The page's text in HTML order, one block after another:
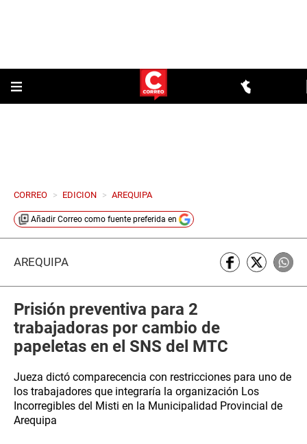
CORREO > EDICION > AREQUIPA
Añadir Correo como fuente preferida en
AREQUIPA
Prisión preventiva para 2
trabajadoras por cambio de
papeletas en el SNS del MTC
Jueza dictó comparecencia con restricciones para uno de
los trabajadores que integraría la organización Los
Incorregibles del Misti en la Municipalidad Provincial de
Arequipa